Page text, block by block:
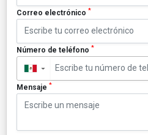
Correo electrónico *
Número de teléfono *
▼
Mensaje *